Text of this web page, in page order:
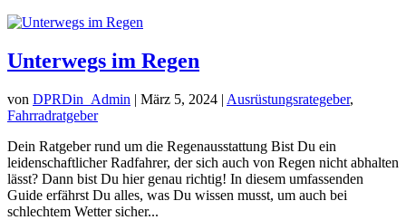
Unterwegs im Regen
von DPRDin_Admin | März 5, 2024 | Ausrüstungsrategeber,
Fahrradratgeber
Dein Ratgeber rund um die Regenausstattung Bist Du ein
leidenschaftlicher Radfahrer, der sich auch von Regen nicht abhalten
lässt? Dann bist Du hier genau richtig! In diesem umfassenden
Guide erfährst Du alles, was Du wissen musst, um auch bei
schlechtem Wetter sicher...